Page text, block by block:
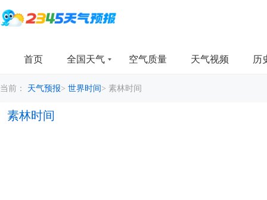
首页 全国天气 空气质量 天气视频 历
当前： 天气预报> 世界时间 > 素林时间
素林时间